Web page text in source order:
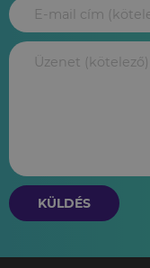
KÜLDÉS